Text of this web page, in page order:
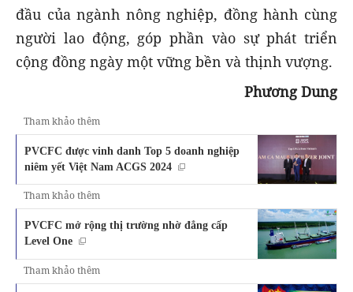
đầu của ngành nông nghiệp, đồng hành cùng
người lao động, góp phần vào sự phát triển
cộng đồng ngày một vững bền và thịnh vượng.
Phương Dung
Tham khảo thêm
PVCFC được vinh danh Top 5 doanh nghiệp
niêm yết Việt Nam ACGS 2024
Tham khảo thêm
PVCFC mở rộng thị trường nhờ đẳng cấp
Level One
Tham khảo thêm